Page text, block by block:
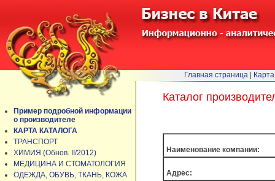
Каталог
Наименование компании:
Адрес:
Главная страница
Пример подробной информации
о производителе
КАРТА КАТАЛОГА
ТРАНСПОРТ
ХИМИЯ (Обнов. II/2012)
МЕДИЦИНА И СТОМАТОЛОГИЯ
ОДЕЖДА, ОБУВЬ, ТКАНЬ, КОЖА